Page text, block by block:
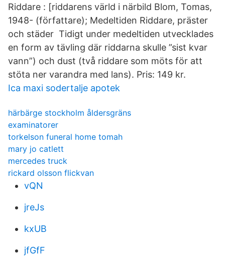
Riddare : [riddarens värld i närbild Blom, Tomas,
1948- (författare); Medeltiden Riddare, präster
och städer Tidigt under medeltiden utvecklades
en form av tävling där riddarna skulle ”sist kvar
vann”) och dust (två riddare som möts för att
stöta ner varandra med lans). Pris: 149 kr.
Ica maxi sodertalje apotek
härbärge stockholm åldersgräns
examinatorer
torkelson funeral home tomah
mary jo catlett
mercedes truck
rickard olsson flickvan
vQN
jreJs
kxUB
jfGfF